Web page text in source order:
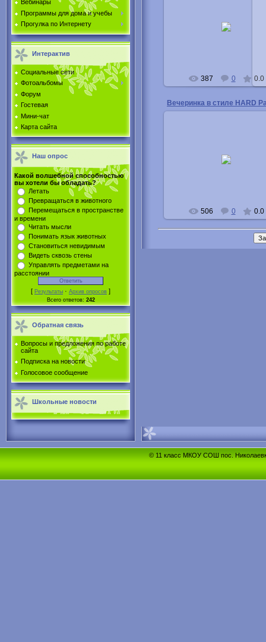
Вебинары
Программы для дома и учебы
Прогулка по Интернету
Интерактив
Социальные сети
Фотоальбомы
Форум
Гостевая
Мини-чат
Карта сайта
Наш опрос
Какой волшебной способностью
вы хотели бы обладать?
Летать
Превращаться в животного
Перемещаться в пространстве
и времени
Читать мысли
Понимать язык животных
Становиться невидимым
Видеть сквозь стены
Управлять предметами на
расстоянии
[ Результаты · Архив опросов ]
Всего ответов: 242
Обратная связь
Вопросы и предложения по работе
сайта
Подписка на новости
Голосовое сообщение
Школьные новости
387 0 0.0
Вечеринка в стиле HARD
506 0 0.0
© 11 класс МКОУ СОШ пос.